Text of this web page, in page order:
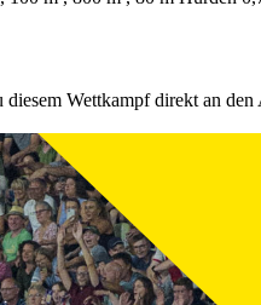
Wettkampf direkt an